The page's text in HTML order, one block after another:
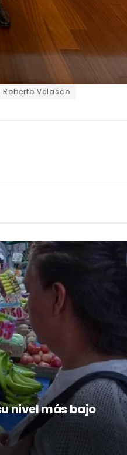
Roberto Velasco
nivel más bajo